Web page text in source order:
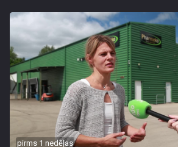
pirms 1 nedēļas